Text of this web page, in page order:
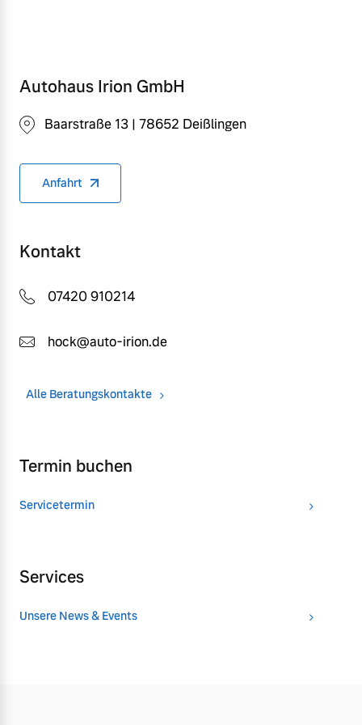
Autohaus Irion GmbH
Baarstraße 13 | 78652 Deißlingen
Anfahrt
Kontakt
07420 910214
hock@auto-irion.de
Alle Beratungskontakte
Termin buchen
Servicetermin
Services
Unsere News & Events